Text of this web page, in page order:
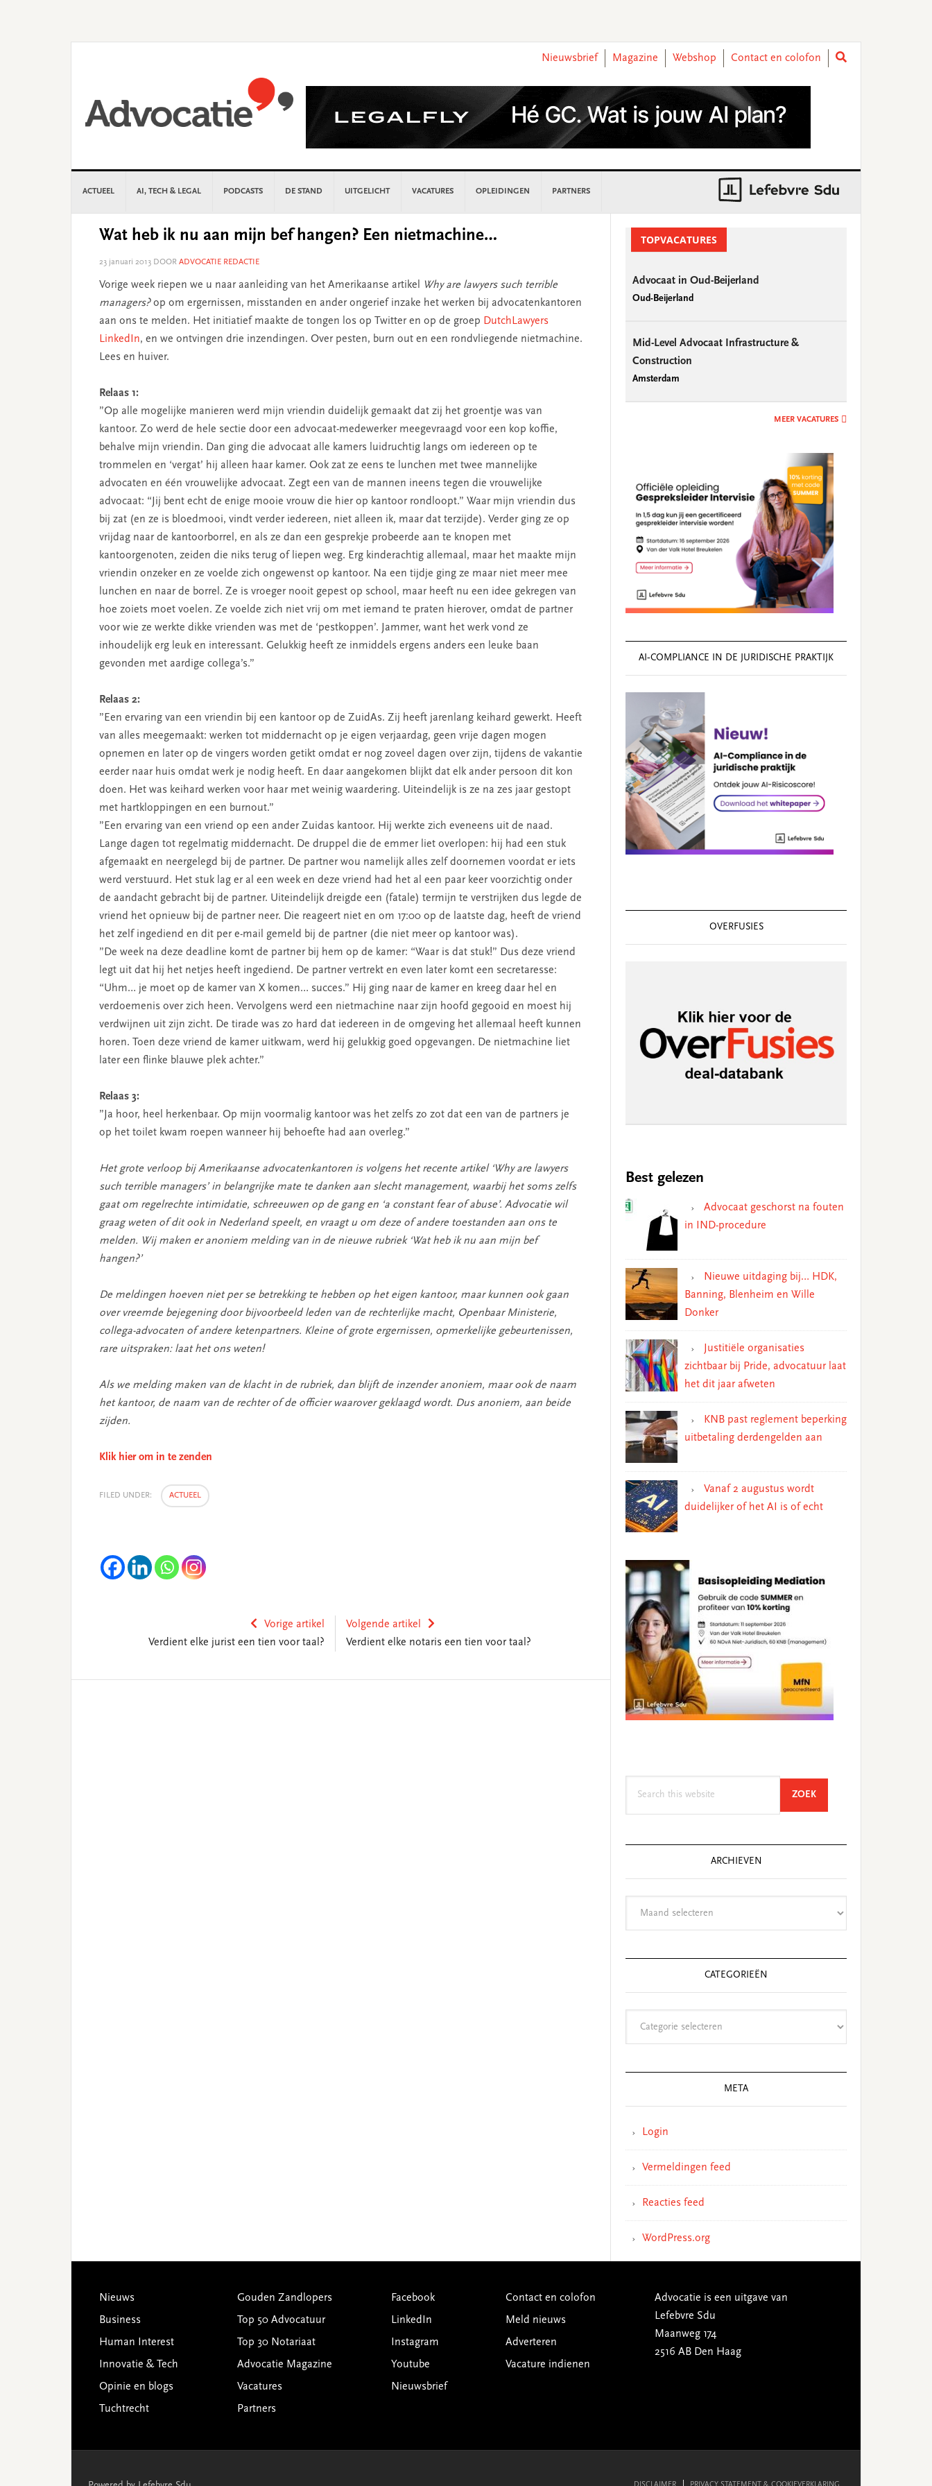
Nieuwsbrief
Magazine Webshop Contact en colofon
ACTUEEL AI, TECH & LEGAL PODCASTS DE STAND UITGELICHT VACATURES OPLEIDINGEN PARTNERS
Wat heb ik nu aan mijn bef hangen? Een nietmachine…
23 januari 2013 DOOR ADVOCATIE REDACTIE
Vorige week riepen we u naar aanleiding van het Amerikaanse artikel
Why are lawyers such terrible
managers?op om ergernissen, misstanden en ander ongerief inzake het werken bij advocatenkantoren
aan ons te melden. Het initiatief maakte de tongen los op Twitter en op de groep DutchLawyers
LinkedIn, en we ontvingen drie inzendingen. Over pesten, burn out en een rondvliegende nietmachine.
Lees en huiver.
Relaas 1:
”Op alle mogelijke manieren werd mijn vriendin duidelijk gemaakt dat zij het groentje was van
kantoor. Zo werd de hele sectie door een advocaat-medewerker meegevraagd voor een kop koffie,
behalve mijn vriendin. Dan ging die advocaat alle kamers luidruchtig langs om iedereen op te
trommelen en ‘vergat’ hij alleen haar kamer. Ook zat ze eens te lunchen met twee mannelijke
advocaten en één vrouwelijke advocaat. Zegt een van de mannen ineens tegen die vrouwelijke
advocaat: “Jij bent echt de enige mooie vrouw die hier op kantoor rondloopt.” Waar mijn vriendin dus
bij zat (en ze is bloedmooi, vindt verder iedereen, niet alleen ik, maar dat terzijde). Verder ging ze op
vrijdag naar de kantoorborrel, en als ze dan een gesprekje probeerde aan te knopen met
kantoorgenoten, zeiden die niks terug of liepen weg. Erg kinderachtig allemaal, maar het maakte mijn
vriendin onzeker en ze voelde zich ongewenst op kantoor. Na een tijdje ging ze maar niet meer mee
lunchen en naar de borrel. Ze is vroeger nooit gepest op school, maar heeft nu een idee gekregen van
hoe zoiets moet voelen. Ze voelde zich niet vrij om met iemand te praten hierover, omdat de partner
voor wie ze werkte dikke vrienden was met de ‘pestkoppen’. Jammer, want het werk vond ze
inhoudelijk erg leuk en interessant. Gelukkig heeft ze inmiddels ergens anders een leuke baan
gevonden met aardige collega’s.”
Relaas 2:
”Een ervaring van een vriendin bij een kantoor op de ZuidAs. Zij heeft jarenlang keihard gewerkt. Heeft
van alles meegemaakt: werken tot middernacht op je eigen verjaardag, geen vrije dagen mogen
opnemen en later op de vingers worden getikt omdat er nog zoveel dagen over zijn, tijdens de vakantie
eerder naar huis omdat werk je nodig heeft. En daar aangekomen blijkt dat elk ander persoon dit kon
doen. Het was keihard werken voor haar met weinig waardering. Uiteindelijk is ze na zes jaar gestopt
met hartkloppingen en een burnout.”
”Een ervaring van een vriend op een ander Zuidas kantoor. Hij werkte zich eveneens uit de naad.
Lange dagen tot regelmatig middernacht. De druppel die de emmer liet overlopen: hij had een stuk
afgemaakt en neergelegd bij de partner. De partner wou namelijk alles zelf doornemen voordat er iets
werd verstuurd. Het stuk lag er al een week en deze vriend had het al een paar keer voorzichtig onder
de aandacht gebracht bij de partner. Uiteindelijk dreigde een (fatale) termijn te verstrijken dus legde de
vriend het opnieuw bij de partner neer. Die reageert niet en om 17:00 op de laatste dag, heeft de vriend
het zelf ingediend en dit per e-mail gemeld bij de partner (die niet meer op kantoor was).
”De week na deze deadline komt de partner bij hem op de kamer: “Waar is dat stuk!” Dus deze vriend
legt uit dat hij het netjes heeft ingediend. De partner vertrekt en even later komt een secretaresse:
“Uhm… je moet op de kamer van X komen… succes.” Hij ging naar de kamer en kreeg daar hel en
verdoemenis over zich heen. Vervolgens werd een nietmachine naar zijn hoofd gegooid en moest hij
verdwijnen uit zijn zicht. De tirade was zo hard dat iedereen in de omgeving het allemaal heeft kunnen
horen. Toen deze vriend de kamer uitkwam, werd hij gelukkig goed opgevangen. De nietmachine liet
later een flinke blauwe plek achter.”
Relaas 3:
”Ja hoor, heel herkenbaar. Op mijn voormalig kantoor was het zelfs zo zot dat een van de partners je
op het toilet kwam roepen wanneer hij behoefte had aan overleg.”
Het grote verloop bij Amerikaanse advocatenkantoren is volgens het recente artikel ‘Why are lawyers
such terrible managers’ in belangrijke mate te danken aan slecht management, waarbij het soms zelfs
gaat om regelrechte intimidatie, schreeuwen op de gang en ‘a constant fear of abuse’. Advocatie wil
graag weten of dit ook in Nederland speelt, en vraagt u om deze of andere toestanden aan ons te
melden. Wij maken er anoniem melding van in de nieuwe rubriek ‘Wat heb ik nu aan mijn bef
hangen?’
De meldingen hoeven niet per se betrekking te hebben op het eigen kantoor, maar kunnen ook gaan
over vreemde bejegening door bijvoorbeeld leden van de rechterlijke macht, Openbaar Ministerie,
collega-advocaten of andere ketenpartners. Kleine of grote ergernissen, opmerkelijke gebeurtenissen,
rare uitspraken: laat het ons weten!
Als we melding maken van de klacht in de rubriek, dan blijft de inzender anoniem, maar ook de naam
het kantoor, de naam van de rechter of de officier waarover geklaagd wordt. Dus anoniem, aan beide
zijden.
Klik hier om in te zenden
FILED UNDER: ACTUEEL
Vorige artikel
Verdient elke jurist een tien voor taal?
Volgende artikel
Verdient elke notaris een tien voor taal?
SidebarTOPVACATURES
Advocaat in Oud-Beijerland
Oud-Beijerland
Mid-Level Advocaat Infrastructure &
Construction
Amsterdam
MEER VACATURES
AI‑COMPLIANCE IN DE JURIDISCHE PRAKTIJK
OVERFUSIES
Best gelezen
Advocaat geschorst na fouten
in IND-procedure
Nieuwe uitdaging bij… HDK,
Banning, Blenheim en Wille
Donker
Justitiële organisaties
zichtbaar bij Pride, advocatuur laat
het dit jaar afweten
KNB past reglement beperking
uitbetaling derdengelden aan
Vanaf 2 augustus wordt
duidelijker of het AI is of echt
ZOEKSEARCH
ARCHIEVEN
CATEGORIEËN
META
Login
Vermeldingen feed
Reacties feed
WordPress.org
Footer
Nieuws
Business
Human Interest
Innovatie & Tech
Opinie en blogs
Tuchtrecht
Gouden Zandlopers
Top 50 Advocatuur
Top 30 Notariaat
Advocatie Magazine
Vacatures
Partners
Facebook
LinkedIn
Instagram
Youtube
Nieuwsbrief
Contact en colofon
Meld nieuws
Adverteren
Vacature indienen
Advocatie is een uitgave van
Lefebvre Sdu
Maanweg 174
2516 AB Den Haag